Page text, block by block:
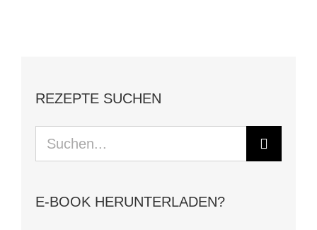
REZEPTE SUCHEN
Suche
nach:
E-BOOK HERUNTERLADEN?